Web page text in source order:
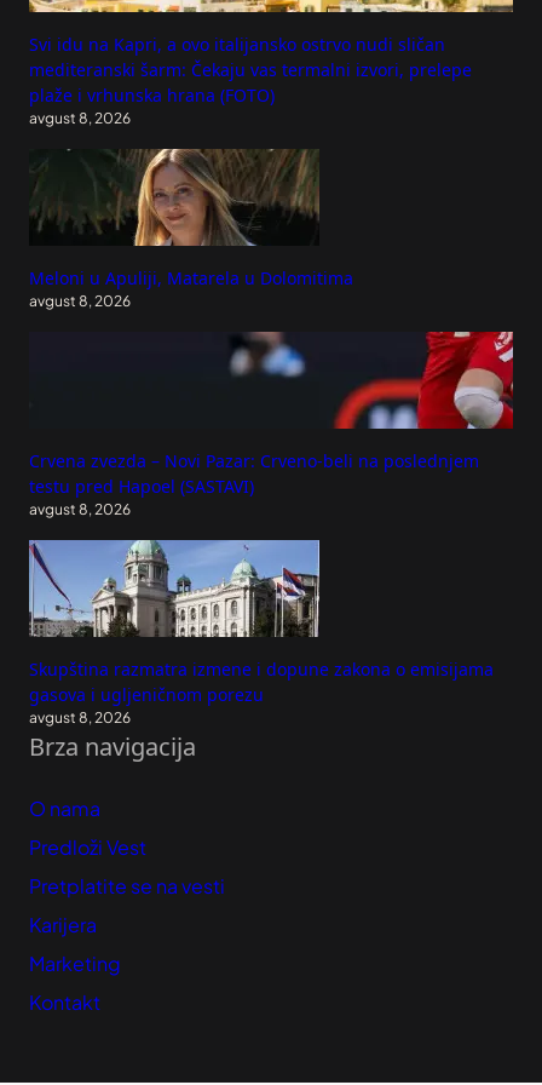
Svi idu na Kapri, a ovo italijansko ostrvo nudi sličan
mediteranski šarm: Čekaju vas termalni izvori, prelepe
plaže i vrhunska hrana (FOTO)
avgust 8, 2026
Meloni u Apuliji, Matarela u Dolomitima
avgust 8, 2026
Crvena zvezda – Novi Pazar: Crveno-beli na poslednjem
testu pred Hapoel (SASTAVI)
avgust 8, 2026
Skupština razmatra izmene i dopune zakona o emisijama
gasova i ugljeničnom porezu
avgust 8, 2026
Brza navigacija
O nama
Predloži Vest
Pretplatite se na vesti
Karijera
Marketing
Kontakt